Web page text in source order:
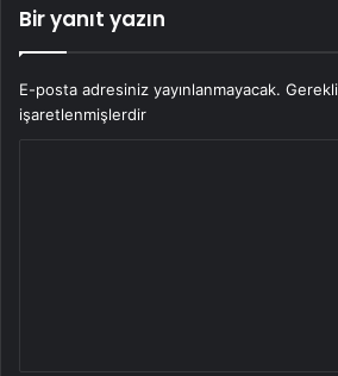
Bir yanıt yazın
E-posta adresiniz yayınlanmayacak.
işaretlenmişlerdir